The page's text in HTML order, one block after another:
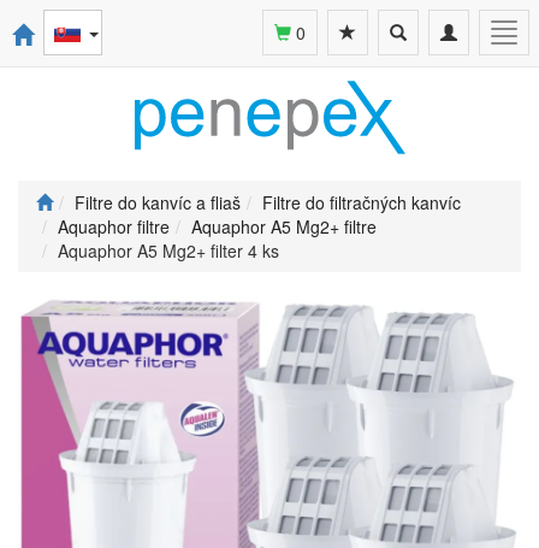
Toggle
navigation
Toggle
search
0
Filtre do kanvíc a fliaš
Filtre do filtračných kanvíc
Aquaphor filtre
Aquaphor A5 Mg2+ filtre
Aquaphor A5 Mg2+ filter 4 ks